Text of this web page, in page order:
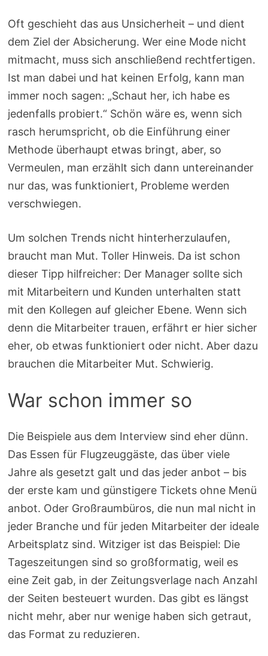
Oft geschieht das aus Unsicherheit – und dient
dem Ziel der Absicherung. Wer eine Mode nicht
mitmacht, muss sich anschließend rechtfertigen.
Ist man dabei und hat keinen Erfolg, kann man
immer noch sagen: „Schaut her, ich habe es
jedenfalls probiert.“ Schön wäre es, wenn sich
rasch herumspricht, ob die Einführung einer
Methode überhaupt etwas bringt, aber, so
Vermeulen, man erzählt sich dann untereinander
nur das, was funktioniert, Probleme werden
verschwiegen.
Um solchen Trends nicht hinterherzulaufen,
braucht man Mut. Toller Hinweis. Da ist schon
dieser Tipp hilfreicher: Der Manager sollte sich
mit Mitarbeitern und Kunden unterhalten statt
mit den Kollegen auf gleicher Ebene. Wenn sich
denn die Mitarbeiter trauen, erfährt er hier sicher
eher, ob etwas funktioniert oder nicht. Aber dazu
brauchen die Mitarbeiter Mut. Schwierig.
War schon immer so
Die Beispiele aus dem Interview sind eher dünn.
Das Essen für Flugzeuggäste, das über viele
Jahre als gesetzt galt und das jeder anbot – bis
der erste kam und günstigere Tickets ohne Menü
anbot. Oder Großraumbüros, die nun mal nicht in
jeder Branche und für jeden Mitarbeiter der ideale
Arbeitsplatz sind. Witziger ist das Beispiel: Die
Tageszeitungen sind so großformatig, weil es
eine Zeit gab, in der Zeitungsverlage nach Anzahl
der Seiten besteuert wurden. Das gibt es längst
nicht mehr, aber nur wenige haben sich getraut,
das Format zu reduzieren.